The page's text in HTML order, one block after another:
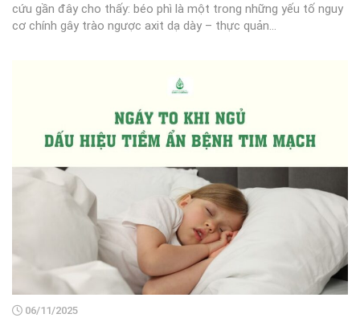
cứu gần đây cho thấy: béo phì là một trong những yếu tố nguy
cơ chính gây trào ngược axit dạ dày – thực quản...
06/11/2025